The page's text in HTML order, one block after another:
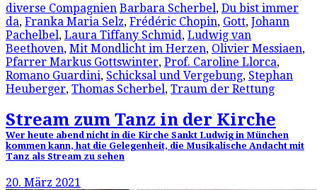
diverse Compagnien Barbara Scherbel, Du bist immer
da, Franka Maria Selz, Frédéric Chopin, Gott, Johann
Pachelbel, Laura Tiffany Schmid, Ludwig van
Beethoven, Mit Mondlicht im Herzen, Olivier Messiaen,
Pfarrer Markus Gottswinter, Prof. Caroline Llorca,
Romano Guardini, Schicksal und Vergebung, Stephan
Heuberger, Thomas Scherbel, Traum der Rettung
Stream zum Tanz in der Kirche
Wer heute abend nicht in die Kirche Sankt Ludwig in München
kommen kann, hat die Gelegenheit, die Musikalische Andacht mit
Tanz als Stream zu sehen
20. März 2021